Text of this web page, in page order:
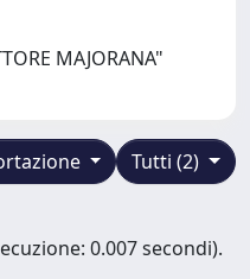
MAJORANA"
Tutti (2)
0.007 secondi).